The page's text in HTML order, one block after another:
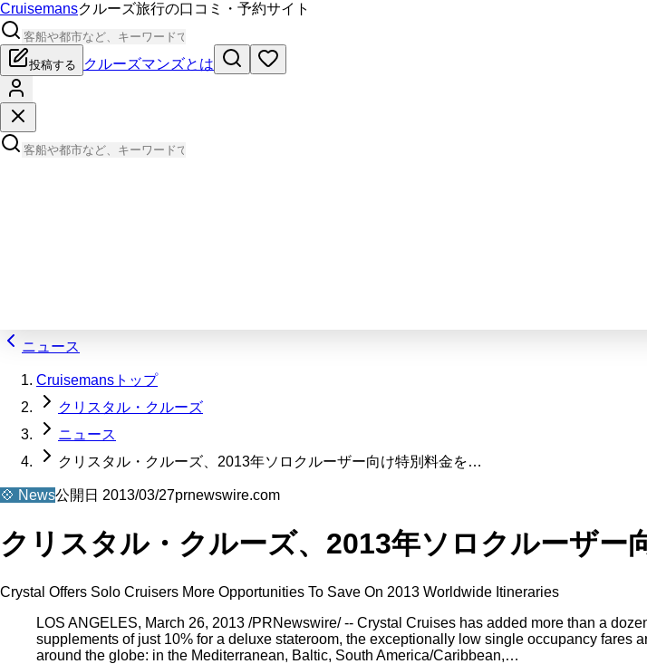
Cruisemansクルーズ旅行の口コミ・予約サイト
投稿する クルーズマンズとは
ニュース
Cruisemansトップ
クリスタル・クルーズ
ニュース
クリスタル・クルーズ、2013年ソロクルーザー向け特別料金を…
💠 News公開日 2013/03/27prnewswire.com
クリスタル・クルーズ、2013年ソロクルーザー
Crystal Offers Solo Cruisers More Opportunities To Save On 2013 Worldwide Itineraries
LOS ANGELES, March 26, 2013 /PRNewswire/ -- Crystal Cruises has added more than a
supplements of just 10% for a deluxe stateroom, the exceptionally low single occupancy
around the globe: in the Mediterranean, Baltic, South America/Caribbean,…